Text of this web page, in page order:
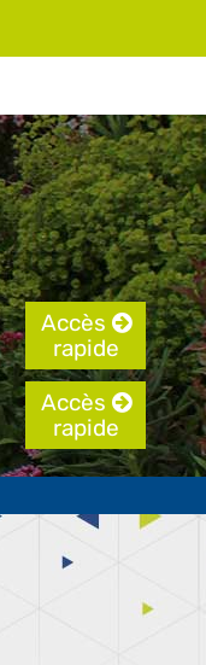
Accès
rapide
Accès
rapide